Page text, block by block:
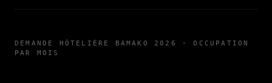
DEMANDE HÔTELIÈRE BAMAKO 2026 · OCCUPATION
PAR MOIS